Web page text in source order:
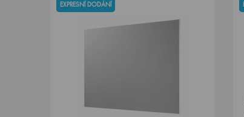
EXPRESNÍ DODÁNÍ